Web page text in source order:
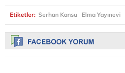
Etiketler: Serhan Kansu Elma Yayınevi